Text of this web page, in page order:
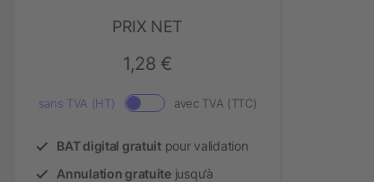
PRIX NET
1,28 €
sans TVA (HT) avec TVA (TTC)
BAT digital gratuitpour validation
Annulation gratuitejusqu’à